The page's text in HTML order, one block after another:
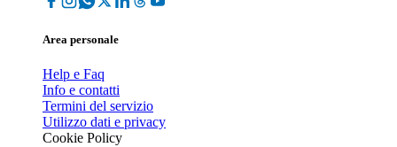
Area personale
Help e Faq
Info e contatti
Termini del servizio
Utilizzo dati e privacy
Cookie Policy